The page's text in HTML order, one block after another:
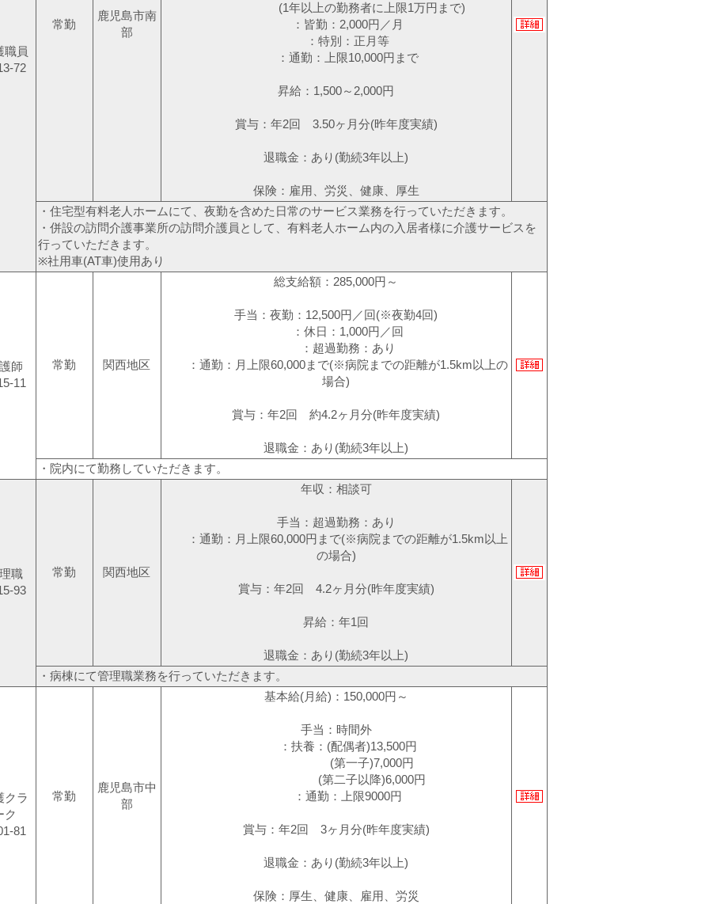
職員
72
常勤
鹿児島市南
部
(1年以上の勤務者に上限1万円まで)
：皆勤：2,000円／月
：特別：正月等
：通勤：上限10,000円まで
昇給：1,500～2,000円
賞与：年2回 3.50ヶ月分(昨年度実績)
退職金：あり(勤続3年以上)
保険：雇用、労災、健康、厚生
・住宅型有料老人ホームにて、夜勤を含めた日常のサービス業務を行っていただきます。
・併設の訪問介護事業所の訪問介護員として、有料老人ホーム内の入居者様に介護サービスを
行っていただきます。
※社用車(AT車)使用あり
師
11
常勤 関西地区
総支給額：285,000円～
手当：夜勤：12,500円／回(※夜勤4回)
：休日：1,000円／回
：超過勤務：あり
：通勤：月上限60,000まで(※病院までの距離が1.5km以上の
場合)
賞与：年2回 約4.2ヶ月分(昨年度実績)
退職金：あり(勤続3年以上)
・院内にて勤務していただきます。
職
93
常勤 関西地区
年収：相談可
手当：超過勤務：あり
：通勤：月上限60,000円まで(※病院までの距離が1.5km以上
の場合)
賞与：年2回 4.2ヶ月分(昨年度実績)
昇給：年1回
退職金：あり(勤続3年以上)
・病棟にて管理職業務を行っていただきます。
クラ
ク
81
常勤
鹿児島市中
部
基本給(月給)：150,000円～
手当：時間外
：扶養：(配偶者)13,500円
(第一子)7,000円
(第二子以降)6,000円
：通勤：上限9000円
賞与：年2回 3ヶ月分(昨年度実績)
退職金：あり(勤続3年以上)
保険：厚生、健康、雇用、労災